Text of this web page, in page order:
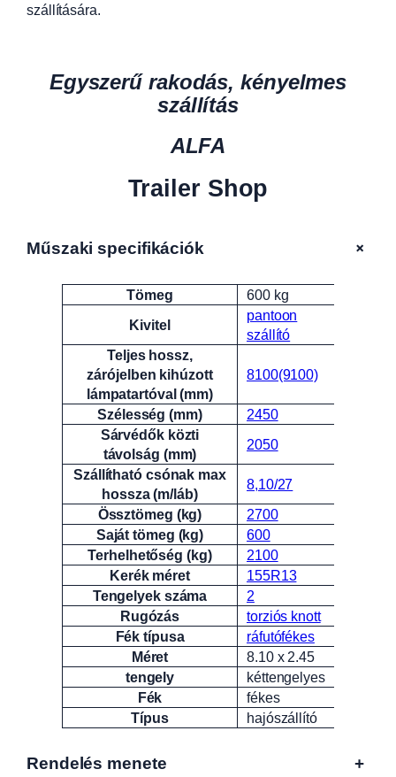
szállítására.
Egyszerű rakodás, kényelmes
szállítás
ALFA
Trailer Shop
Műszaki specifikációk +
Attribútumok Érték
Tömeg
600 kg
Kivitel
pantoon
szállító
Teljes hossz,
zárójelben kihúzott
lámpatartóval (mm)
8100(9100)
Szélesség (mm)
2450
Sárvédők közti
távolság (mm)
2050
Szállítható csónak max
hossza (m/láb)
8,10/27
Össztömeg (kg)
2700
Saját tömeg (kg)
600
Terhelhetőség (kg)
2100
Kerék méret
155R13
Tengelyek száma
2
Rugózás
torziós knott
Fék típusa
ráfutófékes
Méret
8.10 x 2.45
tengely
kéttengelyes
Fék
fékes
Típus
hajószállító
Rendelés menete +